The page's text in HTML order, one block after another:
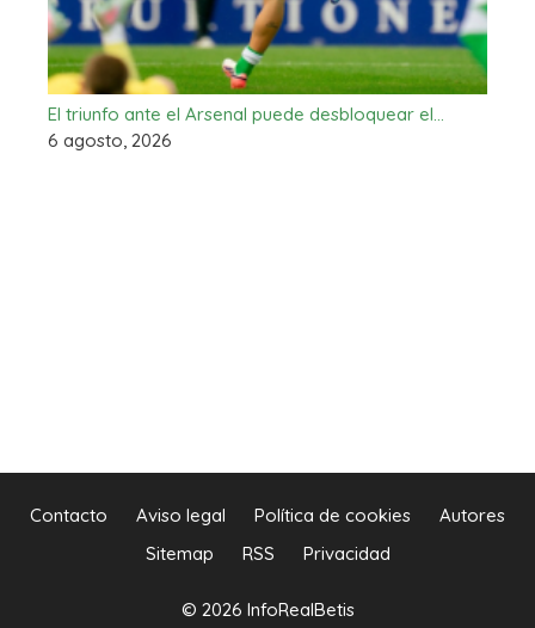
El triunfo ante el Arsenal puede desbloquear el…
6 agosto, 2026
Contacto Aviso legal Política de cookies
Autores
Sitemap
RSS Privacidad
© 2026 InfoRealBetis